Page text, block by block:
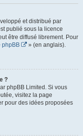
et distribué par
publié sous la licence
être diffusé librement. Pour
phpBB » (en anglais).
?
phpBB Limited. Si vous
visitez la page
pour des idées proposées